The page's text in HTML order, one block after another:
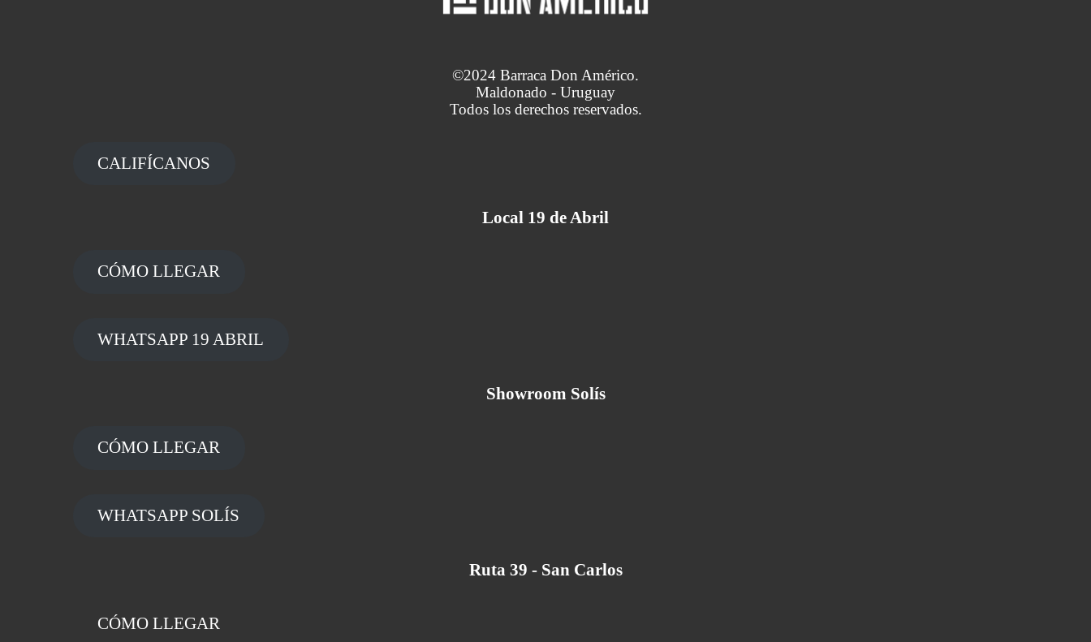
©2024 Barraca Don Américo.
Maldonado - Uruguay
Todos los derechos reservados.
CALIFÍCANOS
Local 19 de Abril
CÓMO LLEGAR
WHATSAPP 19 ABRIL
Showroom Solís
CÓMO LLEGAR
WHATSAPP SOLÍS
Ruta 39 - San Carlos
CÓMO LLEGAR